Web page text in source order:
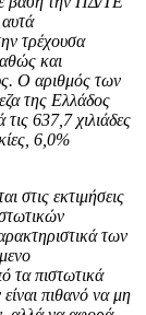
τρέχουσα
και
Ο αριθμός των
της Ελλάδος
637,7 χιλιάδες
6,0%
στις εκτιμήσεις
των
τα πιστωτικά
πιθανό να μη